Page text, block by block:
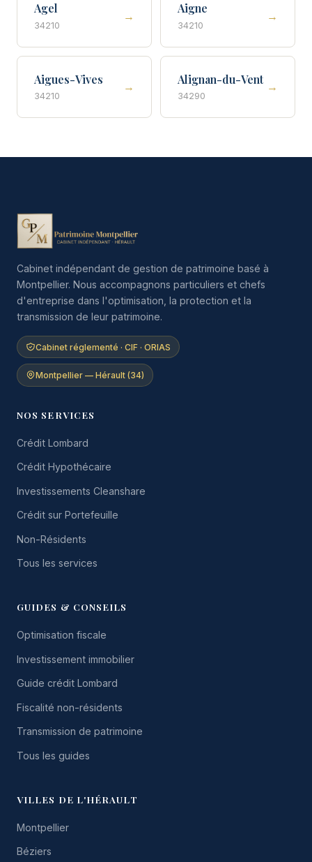
Agel
34210
→
Aigne
34210
→
Aigues-Vives
34210
→
Alignan-du-Vent
34290
→
Cabinet indépendant de gestion de patrimoine basé à
Montpellier. Nous accompagnons particuliers et chefs
d'entreprise dans l'optimisation, la protection et la
transmission de leur patrimoine.
Cabinet réglementé · CIF · ORIAS
Montpellier — Hérault (34)
NOS SERVICES
Crédit Lombard
Crédit Hypothécaire
Investissements Cleanshare
Crédit sur Portefeuille
Non-Résidents
Tous les services
GUIDES & CONSEILS
Optimisation fiscale
Investissement immobilier
Guide crédit Lombard
Fiscalité non-résidents
Transmission de patrimoine
Tous les guides
VILLES DE L'HÉRAULT
Montpellier
Béziers